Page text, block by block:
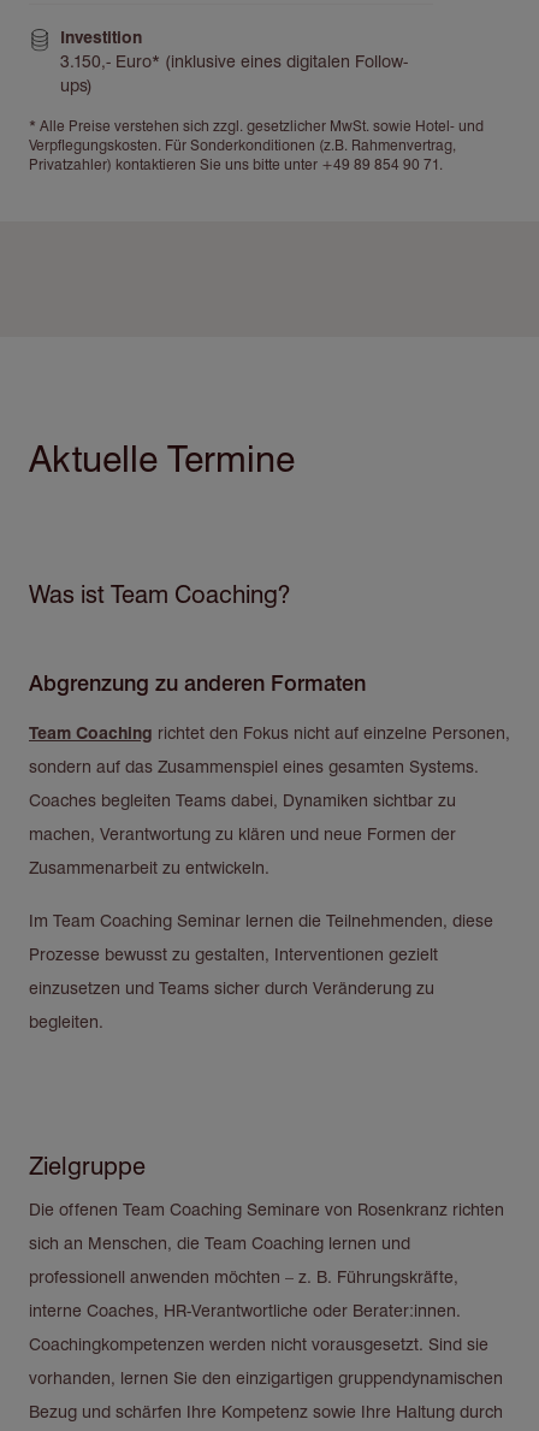
Investition
3.150,- Euro* (inklusive eines digitalen Follow-
ups)
* Alle Preise verstehen sich zzgl. gesetzlicher MwSt. sowie Hotel- und
Verpflegungskosten. Für Sonderkonditionen (z.B. Rahmenvertrag,
Privatzahler) kontaktieren Sie uns bitte unter +49 89 854 90 71.
Aktuelle Termine
Was ist Team Coaching?
Abgrenzung zu anderen Formaten
Team Coaching richtet den Fokus nicht auf einzelne Personen,
sondern auf das Zusammenspiel eines gesamten Systems.
Coaches begleiten Teams dabei, Dynamiken sichtbar zu
machen, Verantwortung zu klären und neue Formen der
Zusammenarbeit zu entwickeln.
Im Team Coaching Seminar lernen die Teilnehmenden, diese
Prozesse bewusst zu gestalten, Interventionen gezielt
einzusetzen und Teams sicher durch Veränderung zu
begleiten.
Zielgruppe
Die offenen Team Coaching Seminare von Rosenkranz richten
sich an Menschen, die Team Coaching lernen und
professionell anwenden möchten – z. B. Führungskräfte,
interne Coaches, HR-Verantwortliche oder Berater:innen.
Coachingkompetenzen werden nicht vorausgesetzt. Sind sie
vorhanden, lernen Sie den einzigartigen gruppendynamischen
Bezug und schärfen Ihre Kompetenz sowie Ihre Haltung durch